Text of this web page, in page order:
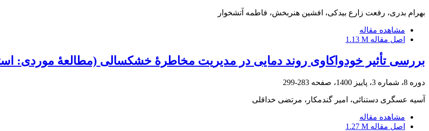
بهرام بدری، رفعت زارع بیدکی، افشین هنربخش، فاطمه آتشخوار
مشاهده مقاله
اصل مقاله 1.13 M
بررسی تأثیر خودواکاوی روند دمایی در مدیریت مخاطرۀ خشکسالی (مطالعۀ موردی:
دوره 8، شماره 3، پاییز 1400، صفحه 283-299
آسیه عسگری دستنائی، امیر گندمکار، مرتضی خداقلی
مشاهده مقاله
اصل مقاله 1.27 M